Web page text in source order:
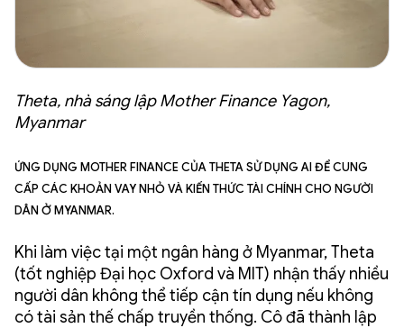
Theta, nhà sáng lập Mother Finance Yagon,
Myanmar
Ứng dụng Mother Finance của Theta sử dụng AI để cung
cấp các khoản vay nhỏ và kiến thức tài chính cho người
dân ở Myanmar.
Khi làm việc tại một ngân hàng ở Myanmar, Theta
(tốt nghiệp Đại học Oxford và MIT) nhận thấy nhiều
người dân không thể tiếp cận tín dụng nếu không
có tài sản thế chấp truyền thống. Cô đã thành lập